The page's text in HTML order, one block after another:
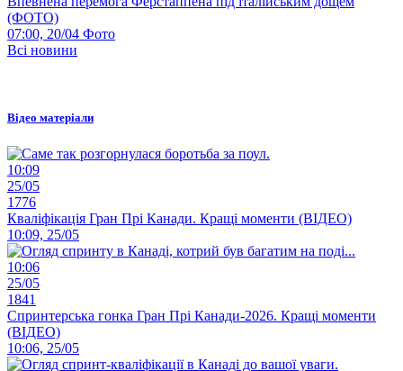
(ФОТО)
07:00, 20/04 Фото
Всі новини
Відео матеріали
10:09
25/05
1776
Кваліфікація Гран Прі Канади. Кращі моменти (ВІДЕО)
10:09, 25/05
10:06
25/05
1841
Спринтерська гонка Гран Прі Канади-2026. Кращі моменти
(ВІДЕО)
10:06, 25/05